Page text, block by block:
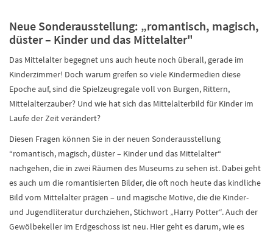
Neue Sonderausstellung: „romantisch, magisch,
düster – Kinder und das Mittelalter"
Das Mittelalter begegnet uns auch heute noch überall, gerade im
Kinderzimmer! Doch warum greifen so viele Kindermedien diese
Epoche auf, sind die Spielzeugregale voll von Burgen, Rittern,
Mittelalterzauber? Und wie hat sich das Mittelalterbild für Kinder im
Laufe der Zeit verändert?
Diesen Fragen können Sie in der neuen Sonderausstellung
“romantisch, magisch, düster – Kinder und das Mittelalter“
nachgehen, die in zwei Räumen des Museums zu sehen ist. Dabei geht
es auch um die romantisierten Bilder, die oft noch heute das kindliche
Bild vom Mittelalter prägen – und magische Motive, die die Kinder-
und Jugendliteratur durchziehen, Stichwort „Harry Potter“. Auch der
Gewölbekeller im Erdgeschoss ist neu. Hier geht es darum, wie es